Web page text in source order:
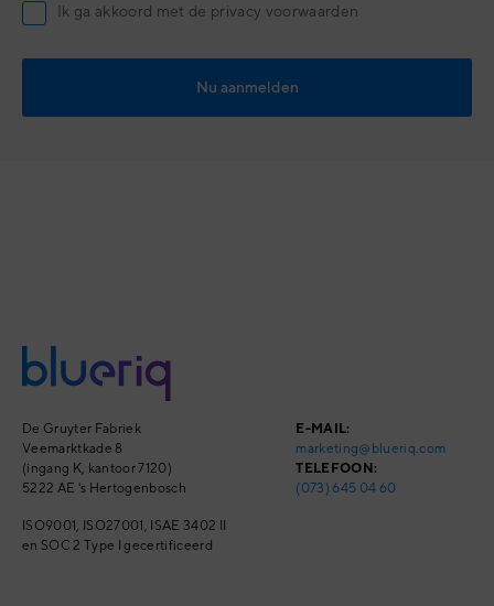
Ik ga akkoord met de privacy voorwaarden
De Gruyter Fabriek
Veemarktkade 8
(ingang K, kantoor 7120)
5222 AE 's Hertogenbosch
ISO9001, ISO27001, ISAE 3402 II
en SOC 2 Type Igecertificeerd
E-MAIL:
marketing@blueriq.com
TELEFOON:
(073) 645 04 60